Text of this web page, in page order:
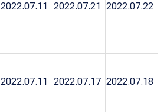
2022.07.11 2022.07.21 2022.07.22
2022.07.11 2022.07.17 2022.07.18